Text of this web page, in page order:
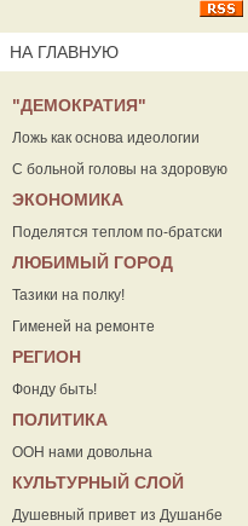
НА ГЛАВНУЮ
"ДЕМОКРАТИЯ"
Ложь как основа идеологии
С больной головы на здоровую
ЭКОНОМИКА
Поделятся теплом по-братски
ЛЮБИМЫЙ ГОРОД
Тазики на полку!
Гименей на ремонте
РЕГИОН
Фонду быть!
ПОЛИТИКА
ООН нами довольна
КУЛЬТУРНЫЙ СЛОЙ
Душевный привет из Душанбе